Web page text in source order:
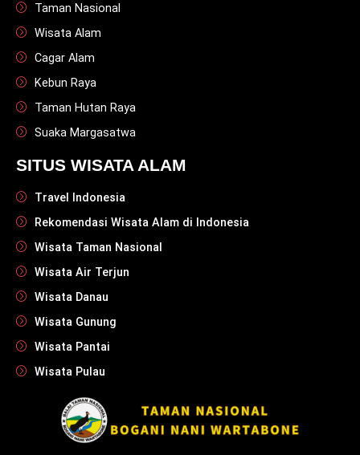
Taman Nasional
Wisata Alam
Cagar Alam
Kebun Raya
Taman Hutan Raya
Suaka Margasatwa
SITUS WISATA ALAM
Travel Indonesia
Rekomendasi Wisata Alam di Indonesia
Wisata Taman Nasional
Wisata Air Terjun
Wisata Danau
Wisata Gunung
Wisata Pantai
Wisata Pulau